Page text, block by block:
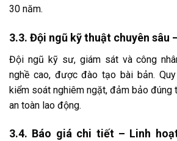
30 năm.
3.3. Đội ngũ kỹ thuật chuyên sâu
Đội ngũ kỹ sư, giám sát và công
nghề cao, được đào tạo bài bản.
kiểm soát nghiêm ngặt, đảm bảo đúng
an toàn lao động.
3.4. Báo giá chi tiết – Linh